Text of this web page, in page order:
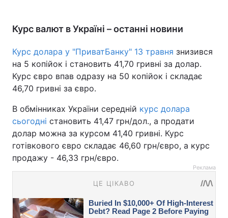
Курс валют в Україні – останні новини
Курс долара у "ПриватБанку" 13 травня знизився
на 5 копійок і становить 41,70 гривні за долар.
Курс євро впав одразу на 50 копійок і складає
46,70 гривні за євро.
В обмінниках України середній курс долара
сьогодні становить 41,47 грн/дол., а продати
долар можна за курсом 41,40 гривні. Курс
готівкового євро складає 46,60 грн/євро, а курс
продажу - 46,33 грн/євро.
Реклама